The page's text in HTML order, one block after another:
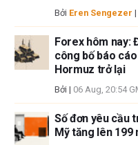
Bởi Eren Sengezer |
Forex hôm nay:
công bố báo
Hormuz trở lại
Bởi | 06 Aug, 20:54
Số đơn yêu cầu
Mỹ tăng lên